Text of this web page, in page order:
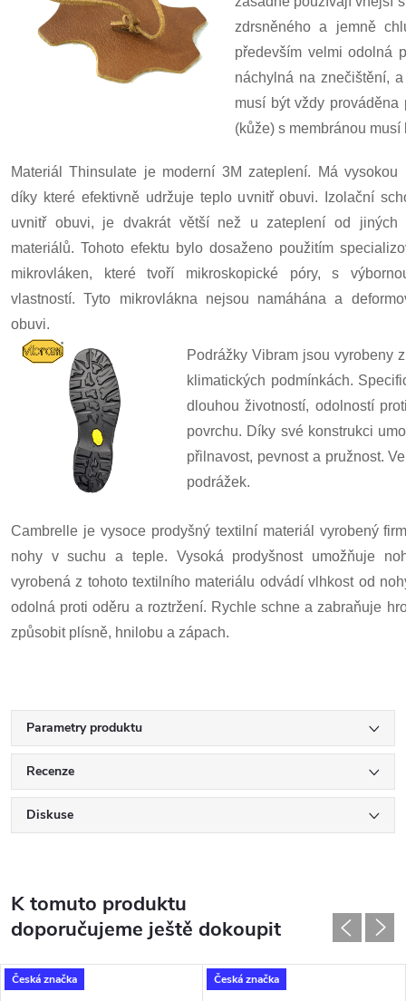
zdrsněného a jemně
především velmi odolná
náchylná na znečištění,
musí být vždy
(kůže) s membránou
Materiál Thinsulate je moderní 3M zateplení. Má vysokou
díky které efektivně udržuje teplo uvnitř obuvi. Izolační
uvnitř obuvi, je dvakrát větší než u zateplení od jiných
materiálů. Tohoto efektu bylo dosaženo použitím
mikrovláken, které tvoří mikroskopické póry, s
vlastností. Tyto mikrovlákna nejsou namáhána a
obuvi.
Podrážky Vibram jsou vyrobeny
klimatických podmínkách.
dlouhou životností, odolností
povrchu. Díky své konstrukci
přilnavost, pevnost a pružnost.
podrážek.
Cambrelle je vysoce prodyšný textilní materiál vyrobený
nohy v suchu a teple. Vysoká prodyšnost umožňuje
vyrobená z tohoto textilního materiálu odvádí vlhkost od
odolná proti oděru a roztržení. Rychle schne a zabraňuje
způsobit plísně, hnilobu a zápach.
Parametry produktu
Recenze
Diskuse
K tomuto produktu
doporučujeme ještě dokoupit
Česká značka Česká značka